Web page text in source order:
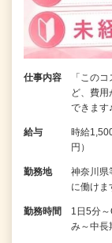
仕事内容
「この
ど、費
できます
給与
時給
円）
勤務地
神奈川
に働けま
勤務時間
1日5分
み～中